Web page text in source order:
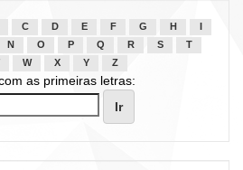
C D E F G H
N O P Q R S
T
W X Y Z
as primeiras letras: